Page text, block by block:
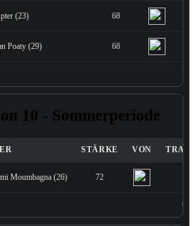
(23) 68
Poaty (29) 68
10 - Sommerperiode
STÄRKE VON
Moumbagna (26) 72